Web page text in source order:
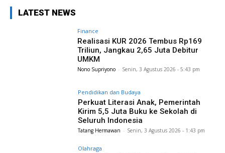
LATEST NEWS
Finance
Realisasi KUR 2026 Tembus Rp169
Triliun, Jangkau 2,65 Juta Debitur
UMKM
Nono Supriyono - Senin, 3 Agustus 2026 - 5:43 pm
Pendidikan dan Budaya
Perkuat Literasi Anak, Pemerintah
Kirim 5,5 Juta Buku ke Sekolah di
Seluruh Indonesia
Tatang Hermawan - Senin, 3 Agustus 2026 - 1:43 pm
Olahraga